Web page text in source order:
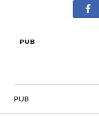
PUB
PUB